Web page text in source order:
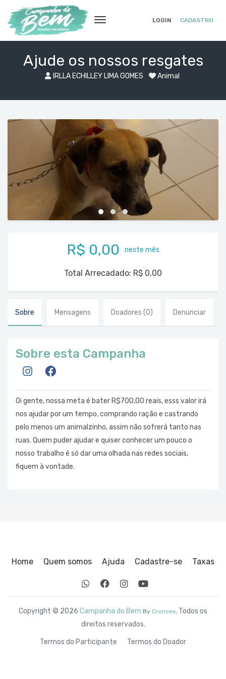
LOGIN CADASTRO
Ajude os nossos resgates
IRLLA ECHILLEY LIMA GOMES Animal
R$ 0,00 neste mês
Total Arrecadado: R$ 0,00
Sobre Mensagens Doadores (0) Denunciar
Sobre esta Campanha
Oi gente, nossa meta é bater R$700,00 reais, esss valor irá
nos ajudar por um tempo, comprando ração e castrando
pelo menos um animalzinho, assim não sofrerá tanto nas
ruas. Quem puder ajudar e quiser conhecer um pouco o
nosso trabalho é só dar uma olhada nas redes sociais,
fiquem à vontade.
Home Quem somos Ajuda Cadastre-se Taxas
Copyright © 2026 Campanha do Bem By Cronoex. Todos os
direitos reservados.
Termos do Participante Termos do Doador